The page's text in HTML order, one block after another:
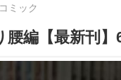
ミック
腰編【最新刊